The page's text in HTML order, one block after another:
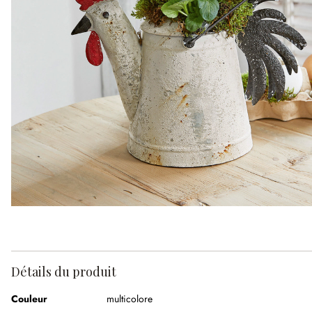
Détails du produit
Couleur multicolore